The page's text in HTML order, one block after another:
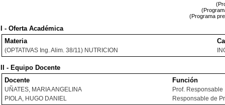
(Programa
I - Oferta Académica
Materia
(OPTATIVAS Ing. Alim. 38/11) NUTRICION
II - Equipo Docente
Docente
Función
UÑATES, MARIA ANGELINA
Prof. Responsable
PIOLA, HUGO DANIEL
Responsable de